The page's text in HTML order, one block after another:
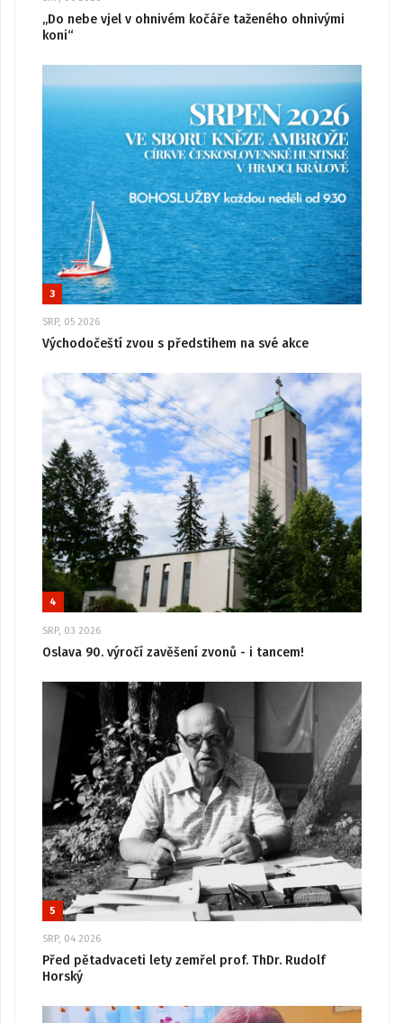
„Do nebe vjel v ohnivém kočáře taženého ohnivými
koni“
3
SRP, 05 2026
Východočeští zvou s předstihem na své akce
4
SRP, 03 2026
Oslava 90. výročí zavěšení zvonů - i tancem!
5
SRP, 04 2026
Před pětadvaceti lety zemřel prof. ThDr. Rudolf
Horský